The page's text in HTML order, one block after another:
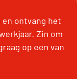
ontvang het
Zin om
op een van